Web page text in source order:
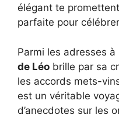
élégant te
parfaite pour
Parmi les adresses à
de Léo brille par sa
les accords mets-
est un véritable
d’anecdotes sur les